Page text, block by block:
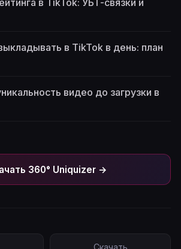
в TikTok: УБТ-связки и
в TikTok в день: план
видео до загрузки в
360° Uniquizer →
Скачать